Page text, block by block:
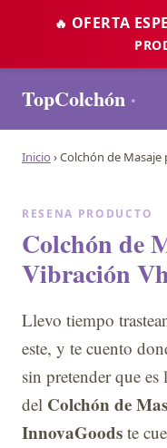
🔥 OFERTA
TopColchón ·
Inicio ›Colchón de
RESENA PRODUCTO
Colchón de
Vibración
Llevo tiempo
este, y te cuento
sin pretender que es
del Colchón de
InnovaGoods te